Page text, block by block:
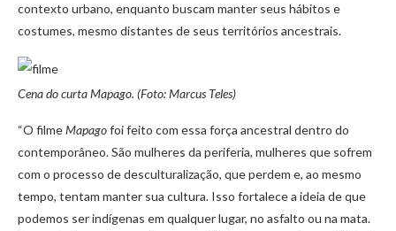
contexto urbano, enquanto buscam manter seus hábitos e
costumes, mesmo distantes de seus territórios ancestrais.
Cena do curta Mapago. (Foto: Marcus Teles)
“O filmeMapagofoi feito com essa força ancestral dentro do
contemporâneo. São mulheres da periferia, mulheres que sofrem
com o processo de desculturalização, que perdem e, ao mesmo
tempo, tentam manter sua cultura. Isso fortalece a ideia de que
podemos ser indígenas em qualquer lugar, no asfalto ou na mata.